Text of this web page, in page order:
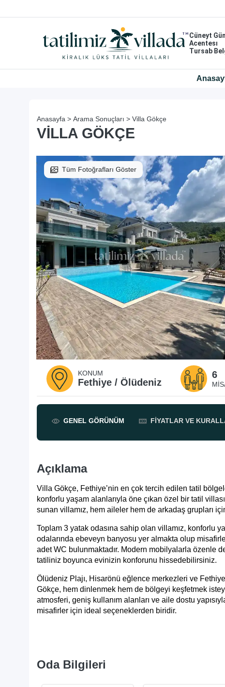
Cüneyt
Acentesı
Tursab
Anasayfa > Arama Sonuçları > Villa Gökçe
VILLA GÖKÇE
Tüm Fotoğrafları Göster
KONUM
Fethiye / Ölüdeniz
6
GENEL GÖRÜNÜM FIYATLAR VE
Açıklama
Villa Gökçe, Fethiye’nin en çok tercih edilen tatil
konforlu yaşam alanlarıyla öne çıkan özel bir tatil
sunan villamız, hem aileler hem de arkadaş grupları
Toplam 3 yatak odasına sahip olan villamız, konforlu
odalarında ebeveyn banyosu yer almakta olup
adet WC bulunmaktadır. Modern mobilyalarla özenle
tatiliniz boyunca evinizin konforunu hissedebilirsiniz.
Ölüdeniz Plajı, Hisarönü eğlence merkezleri ve
Gökçe, hem dinlenmek hem de bölgeyi keşfetmek
atmosferi, geniş kullanım alanları ve aile dostu
misafirler için ideal seçeneklerden biridir.
Oda Bilgileri